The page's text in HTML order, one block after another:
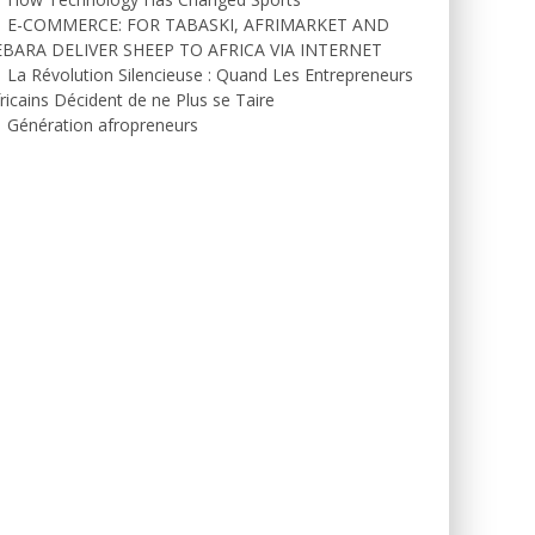
E-COMMERCE: FOR TABASKI, AFRIMARKET AND
DELIVER SHEEP TO AFRICA VIA INTERNET
La Révolution Silencieuse : Quand Les Entrepreneurs
Décident de ne Plus se Taire
Génération afropreneurs